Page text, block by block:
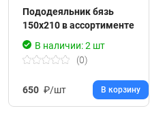
Пододеяльник бязь
150х210 в ассортименте
В наличии: 2 шт
(0)
650 ₽/шт В корзину